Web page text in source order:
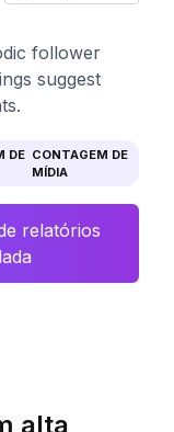
follower
suggest
DE CONTAGEM DE
MÍDIA
relatórios
alta